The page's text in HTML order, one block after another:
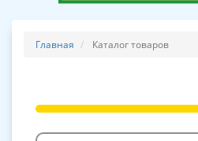
Главная Каталог товаров